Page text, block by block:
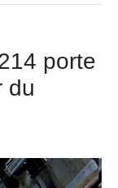
porte
du